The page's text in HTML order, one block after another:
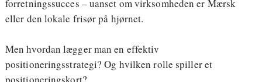
forretningssucces – uanset om virksomheden er Mærsk
eller den lokale frisør på hjørnet.
Men hvordan lægger man en effektiv
positioneringsstrategi? Og hvilken rolle spiller et
positioneringskort?